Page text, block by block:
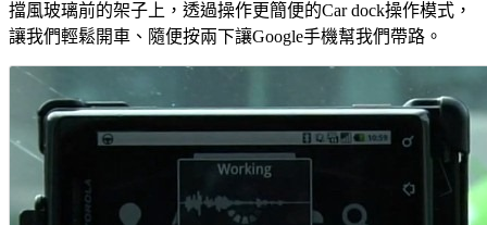
擋風玻璃前的架子上，透過操作更簡便的Car dock操作模式，
讓我們輕鬆開車、隨便按兩下讓Google手機幫我們帶路。